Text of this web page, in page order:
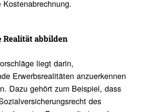
Realität abbilden
liegt darin,
Erwerbsrealitäten anzuerkennen
Dazu gehört zum Beispiel, dass
des